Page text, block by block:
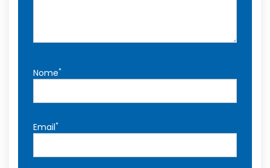
Nome*
Email*